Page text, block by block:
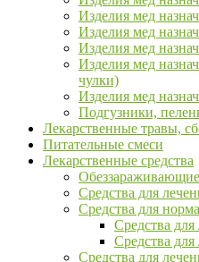
Изделия мед
Изделия мед
Изделия мед
Изделия мед
чулки)
Изделия мед
Подгузники,
Лекарственные травы,
Питательные смеси
Лекарственные средства
Обеззараживающие
Средства для
Средства для
Средства для
Средства для
Средства для